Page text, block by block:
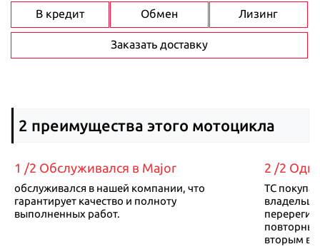
В кредит Обмен Лизинг
Заказать доставку
2 преимущества этого мотоцикла
1 /2 Обслуживался в Major
обслуживался в нашей компании, что
гарантирует качество и полноту
выполненных работ.
2 /2
ТС
вторым